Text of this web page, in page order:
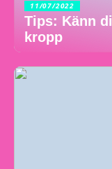
11/07/2022
Tips: Känn
kropp